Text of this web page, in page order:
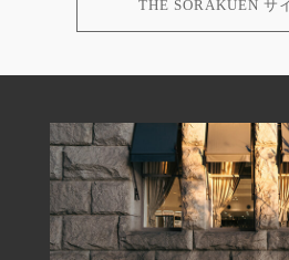
THE SORAKUEN サ